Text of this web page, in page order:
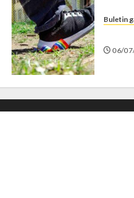
Buletin
06/